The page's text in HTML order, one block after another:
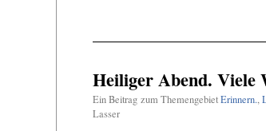
Heiliger Abend. Viele
Ein Beitrag zum ThemengebietErinnern.,
Lasser